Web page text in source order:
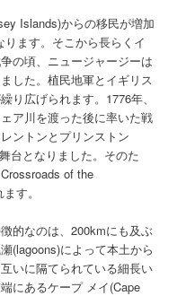
Islands)からの移民が増加
ます。そこから長らくイ
の頃、ニュージャージーは
した。植民地軍とイギリス
り広げられます。1776年、
ア川を渡った後に率いた戦
ントンとプリンストン
台となりました。そのた
of the
す。
的なのは、200kmにも及ぶ
(lagoons)によって本土から
いに隔てられている細長い
にあるケープ メイ(Cape